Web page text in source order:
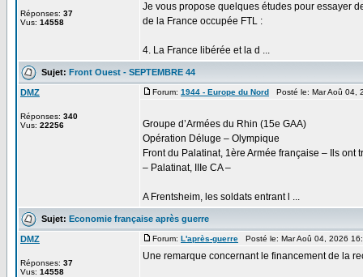
Réponses: 37
Vus: 14558
Je vous propose quelques études pour essayer
de la France occupée FTL :
4. La France libérée et la d ...
Sujet: Front Ouest - SEPTEMBRE 44
DMZ
Réponses: 340
Vus: 22256
Forum: 1944 - Europe du Nord Posté le: Mar Aoû
Groupe d’Armées du Rhin (15e GAA)
Opération Déluge – Olympique
Front du Palatinat, 1ère Armée française – Ils ont
– Palatinat, IIIe CA –
A Frentsheim, les soldats entrant l ...
Sujet: Economie française après guerre
DMZ
Réponses: 37
Vus: 14558
Forum: L'après-guerre Posté le: Mar Aoû 04, 2026
Une remarque concernant le financement de la